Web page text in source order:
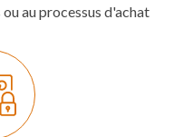
au processus d'achat